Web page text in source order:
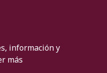
información y
más